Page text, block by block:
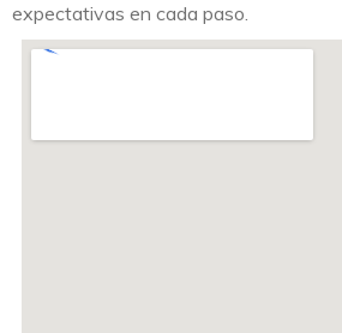
expectativas en cada paso.